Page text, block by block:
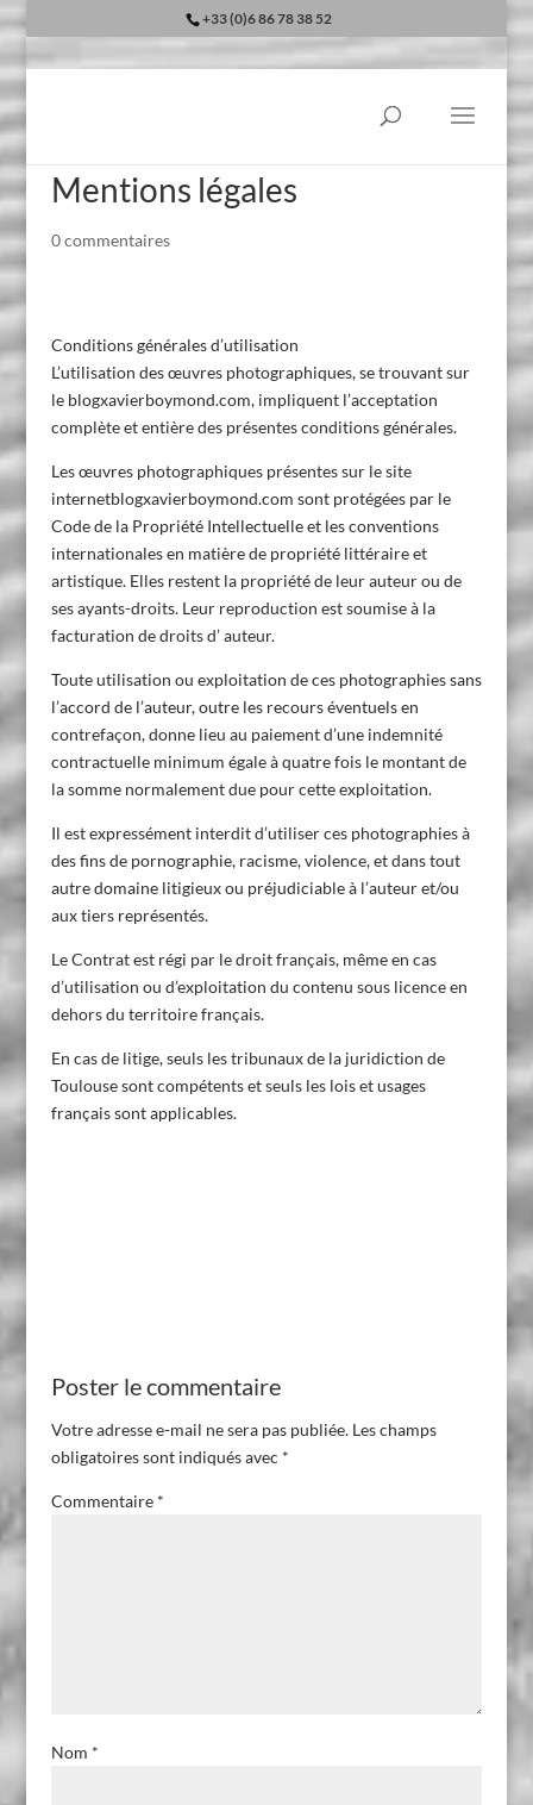
+33 (0)6 86 78 38 52
Mentions légales
0 commentaires
Conditions générales d’utilisation
L’utilisation des œuvres photographiques, se trouvant sur
le blogxavierboymond.com, impliquent l’acceptation
complète et entière des présentes conditions générales.
Les œuvres photographiques présentes sur le site
internetblogxavierboymond.com sont protégées par le
Code de la Propriété Intellectuelle et les conventions
internationales en matière de propriété littéraire et
artistique. Elles restent la propriété de leur auteur ou de
ses ayants-droits. Leur reproduction est soumise à la
facturation de droits d’ auteur.
Toute utilisation ou exploitation de ces photographies sans
l’accord de l’auteur, outre les recours éventuels en
contrefaçon, donne lieu au paiement d’une indemnité
contractuelle minimum égale à quatre fois le montant de
la somme normalement due pour cette exploitation.
Il est expressément interdit d’utiliser ces photographies à
des fins de pornographie, racisme, violence, et dans tout
autre domaine litigieux ou préjudiciable à l’auteur et/ou
aux tiers représentés.
Le Contrat est régi par le droit français, même en cas
d’utilisation ou d’exploitation du contenu sous licence en
dehors du territoire français.
En cas de litige, seuls les tribunaux de la juridiction de
Toulouse sont compétents et seuls les lois et usages
français sont applicables.
Poster le commentaire
Votre adresse e-mail ne sera pas publiée. Les champs
obligatoires sont indiqués avec *
Commentaire *
Nom *